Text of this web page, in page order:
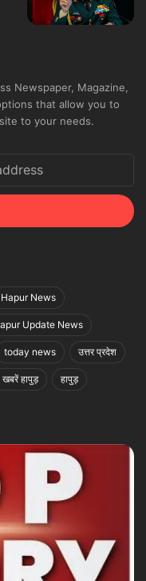
Newspaper, Magazine,
that allow you to
to your needs.
Hapur News
Update News
today news उत्तर प्रदेश
खबरें हापुड़ हापुड़